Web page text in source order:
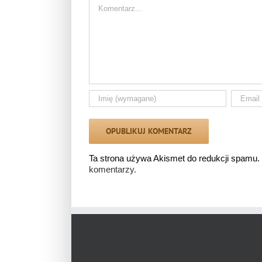
Ta strona używa Akismet do redukcji spamu.
komentarzy.